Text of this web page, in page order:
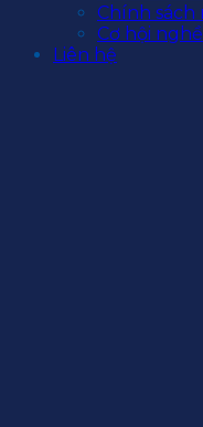
Chính sách
Cơ hội
Liên hệ